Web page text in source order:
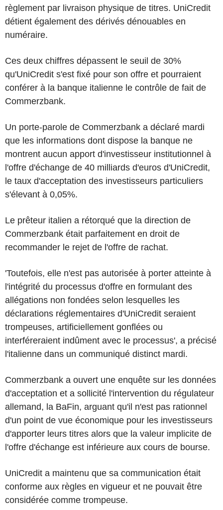
règlement par livraison physique de titres. UniCredit
détient également des dérivés dénouables en
numéraire.
Ces deux chiffres dépassent le seuil de 30%
qu'UniCredit s'est fixé pour son offre et pourraient
conférer à la banque italienne le contrôle de fait de
Commerzbank.
Un porte-parole de Commerzbank a déclaré mardi
que les informations dont dispose la banque ne
montrent aucun apport d'investisseur institutionnel à
l'offre d'échange de 40 milliards d'euros d'UniCredit,
le taux d'acceptation des investisseurs particuliers
s'élevant à 0,05%.
Le prêteur italien a rétorqué que la direction de
Commerzbank était parfaitement en droit de
recommander le rejet de l'offre de rachat.
'Toutefois, elle n'est pas autorisée à porter atteinte à
l'intégrité du processus d'offre en formulant des
allégations non fondées selon lesquelles les
déclarations réglementaires d'UniCredit seraient
trompeuses, artificiellement gonflées ou
interféreraient indûment avec le processus', a précisé
l'italienne dans un communiqué distinct mardi.
Commerzbank a ouvert une enquête sur les données
d'acceptation et a sollicité l'intervention du régulateur
allemand, la BaFin, arguant qu'il n'est pas rationnel
d'un point de vue économique pour les investisseurs
d'apporter leurs titres alors que la valeur implicite de
l'offre d'échange est inférieure aux cours de bourse.
UniCredit a maintenu que sa communication était
conforme aux règles en vigueur et ne pouvait être
considérée comme trompeuse.